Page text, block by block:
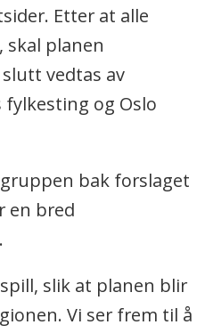
Etter at alle
skal planen
vedtas av
og Oslo
bak forslaget
en bred
slik at planen blir
Vi ser frem til å